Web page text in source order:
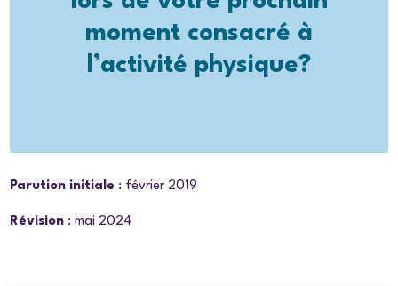
moment consacré à
l’activité physique?
Parution initiale : février 2019
Révision : mai 2024